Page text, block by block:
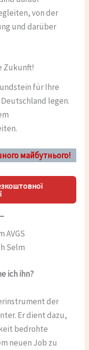
von der
und darüber
Zukunft!
für Ihre
legen.
майбутнього!
AVGS
Selm
ich ihn?
der
Er dient dazu,
bedrohte
neuen Job zu